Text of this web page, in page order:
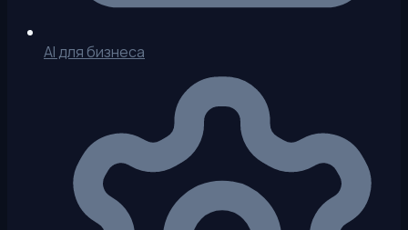
AI для бизнеса